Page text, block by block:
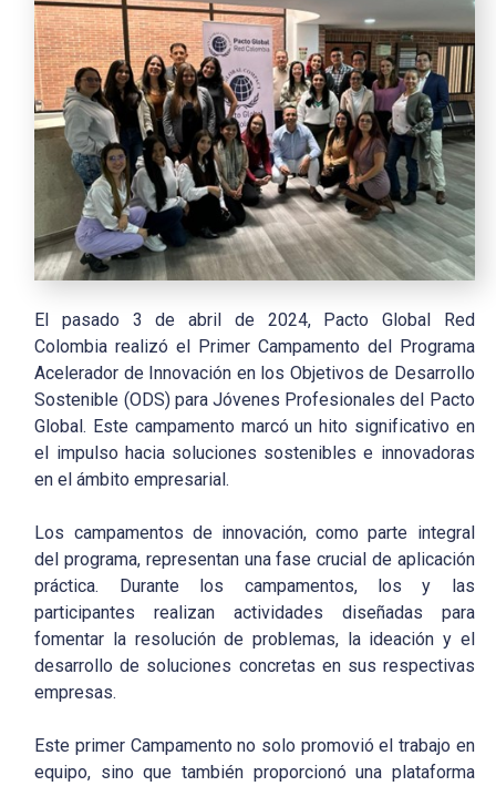
El pasado 3 de abril de 2024, Pacto Global Red
Colombia realizó el Primer Campamento del Programa
Acelerador de Innovación en los Objetivos de Desarrollo
Sostenible (ODS) para Jóvenes Profesionales del Pacto
Global. Este campamento marcó un hito significativo en
el impulso hacia soluciones sostenibles e innovadoras
en el ámbito empresarial.
Los campamentos de innovación, como parte integral
del programa, representan una fase crucial de aplicación
práctica. Durante los campamentos, los y las
participantes realizan actividades diseñadas para
fomentar la resolución de problemas, la ideación y el
desarrollo de soluciones concretas en sus respectivas
empresas.
Este primer Campamento no solo promovió el trabajo en
equipo, sino que también proporcionó una plataforma